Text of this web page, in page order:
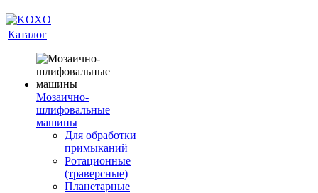
Каталог
Мозаично-
шлифовальные
машины
Для обработки
примыканий
Ротационные
(траверсные)
Планетарные